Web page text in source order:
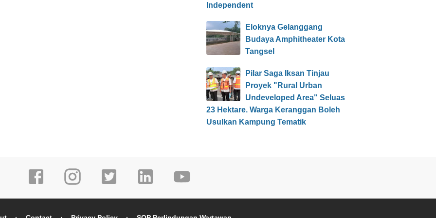
Independent
Eloknya Gelanggang
Budaya Amphitheater Kota
Tangsel
Pilar Saga Iksan Tinjau
Proyek "Rural Urban
Undeveloped Area" Seluas
23 Hektare. Warga Keranggan Boleh
Usulkan Kampung Tematik